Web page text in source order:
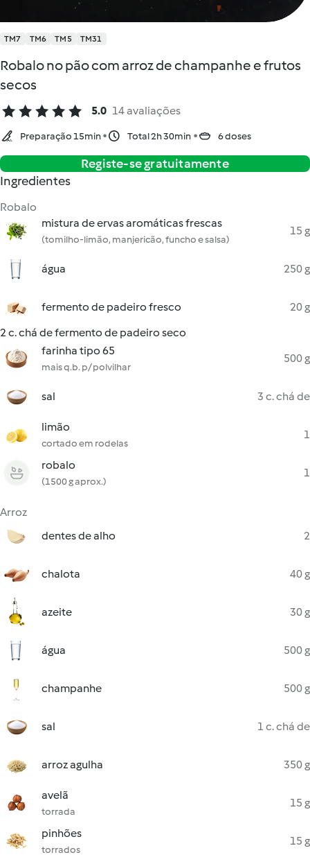
TM7 TM6 TM5 TM31
Robalo no pão com arroz de champanhe e frutos
secos
5.0 14 avaliações
Preparação 15min Total 2h 30min 6 doses
Registe-se gratuitamente
Ingredientes
Robalo
mistura de ervas aromáticas frescas
(tomilho-limão, manjericão, funcho e salsa)
15 g
água 250 g
fermento de padeiro fresco
20 g
2 c. chá de fermento de padeiro seco
farinha tipo 65
mais q.b. p/ polvilhar
500 g
sal 3 c. chá de
limão
cortado em rodelas
1
robalo
(1500 g aprox.)
1
Arroz
dentes de alho
2
chalota 40 g
azeite 30 g
água 500 g
champanhe 500 g
sal 1 c. chá de
arroz agulha 350 g
avelã
torrada
15 g
pinhões
torrados
15 g